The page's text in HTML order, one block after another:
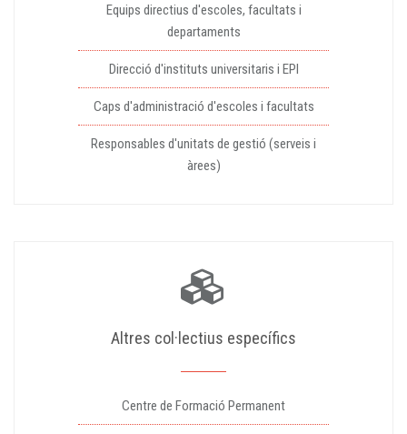
Equips directius d'escoles, facultats i
departaments
Direcció d'instituts universitaris i EPI
Caps d'administració d'escoles i facultats
Responsables d'unitats de gestió (serveis i
àrees)
Altres col·lectius específics
Centre de Formació Permanent